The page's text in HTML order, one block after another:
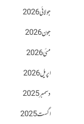
جولائی 2026
جون 2026
مئی 2026
اپریل 2026
دسمبر 2025
اگست 2025